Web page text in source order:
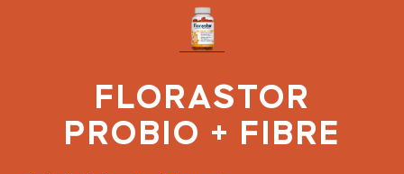
FLORASTOR
PROBIO + FIBRE